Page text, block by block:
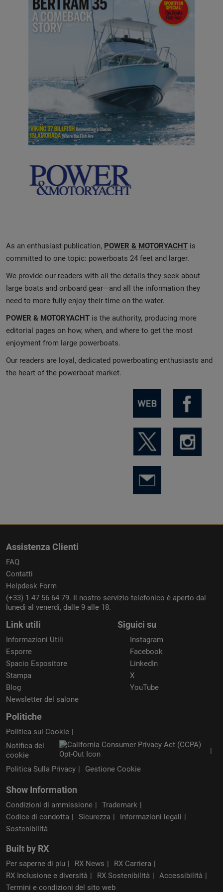
As an enthusiast publication, POWER & MOTORYACHT is
committed to one topic: powerboats 24 feet and larger.
We provide our readers with all the details they seek about
large boats and onboard gear—and all the information they
need to more fully enjoy their time on the water.
POWER & MOTORYACHT is the authority, producing more
editorial pages on how, when, and where to get the most
enjoyment from large powerboats.
Our readers are loyal, dedicated powerboating enthusiasts and
the heart of the powerboat market.
Assistenza Clienti
FAQ
Contatti
Helpdesk Form
(+33) 1 47 56 64 79. Il nostro servizio telefonico è aperto dal
lunedì al venerdì, dalle 9 alle 18.
Link utili
Informazioni Utili
Esporre
Spacio Espositore
Stampa
Blog
Newsletter del salone
Siguici su
Instagram
Facebook
LinkedIn
X
YouTube
Politiche
Politica sui Cookie
Notifica dei
cookie
Politica Sulla Privacy
Gestione Cookie
Show Information
Condizioni di ammissione
Trademark
Codice di condotta
Sicurezza
Informazioni legali
Sostenibilità
Built by RX
Per saperne di piu RX News
RX Carriera
RX Inclusione e diversità
RX Sostenibilità
Accessibilità
Termini e condizioni del sito web